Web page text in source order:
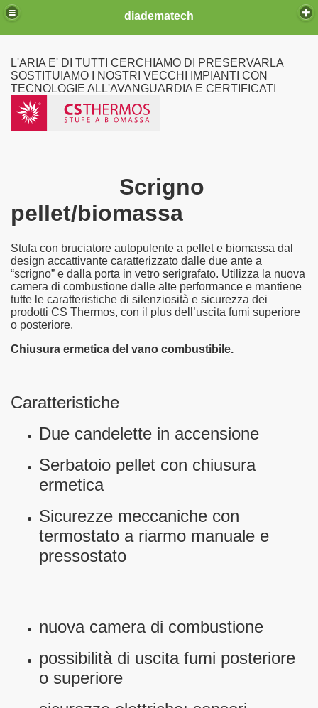
diadematech
L'ARIA E' DI TUTTI CERCHIAMO DI PRESERVARLA
SOSTITUIAMO I NOSTRI VECCHI IMPIANTI CON
TECNOLOGIE ALL'AVANGUARDIA E CERTIFICATI
Scrigno
pellet/biomassa
Stufa con bruciatore autopulente a pellet e biomassa dal
design accattivante caratterizzato dalle due ante a
“scrigno” e dalla porta in vetro serigrafato. Utilizza la nuova
camera di combustione dalle alte performance e mantiene
tutte le caratteristiche di silenziosità e sicurezza dei
prodotti CS Thermos, con il plus dell’uscita fumi superiore
o posteriore.
Chiusura ermetica del vano combustibile.
Caratteristiche
Due candelette in accensione
Serbatoio pellet con chiusura
ermetica
Sicurezze meccaniche con
termostato a riarmo manuale e
pressostato
nuova camera di combustione
possibilità di uscita fumi posteriore
o superiore
fissa
LINE
TOSCA
PLUS PRESTIGE